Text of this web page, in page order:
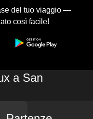
del tuo viaggio —
così facile!
a San